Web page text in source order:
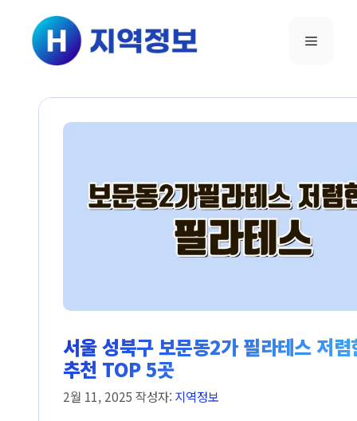
건너뛰기
메뉴
서울 성북구 보문동2가 필라테스 저렴
추천 TOP 5곳
2월 11, 2025 작성자: 지역정보